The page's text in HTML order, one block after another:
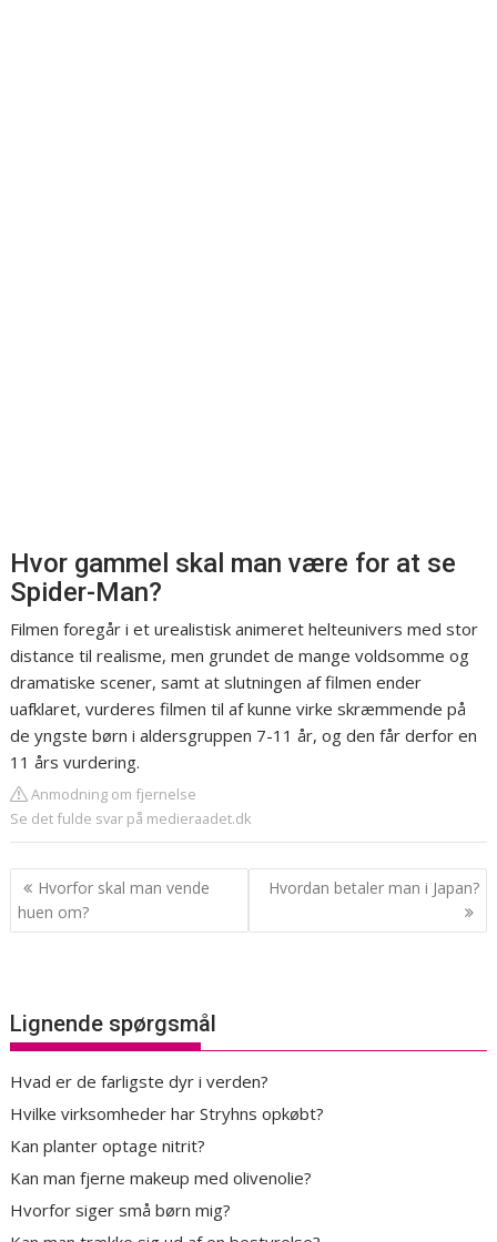
Hvor gammel skal man være for at se
Spider-Man?
Filmen foregår i et urealistisk animeret helteunivers med stor
distance til realisme, men grundet de mange voldsomme og
dramatiske scener, samt at slutningen af filmen ender
uafklaret, vurderes filmen til af kunne virke skræmmende på
de yngste børn i aldersgruppen 7-11 år, og den får derfor en
11 års vurdering.
Anmodning om fjernelse
Se det fulde svar på medieraadet.dk
Indlægsnavigation
Hvorfor skal man vende
huen om?
Hvordan betaler man i Japan?
Lignende spørgsmål
Hvad er de farligste dyr i verden?
Hvilke virksomheder har Stryhns opkøbt?
Kan planter optage nitrit?
Kan man fjerne makeup med olivenolie?
Hvorfor siger små børn mig?